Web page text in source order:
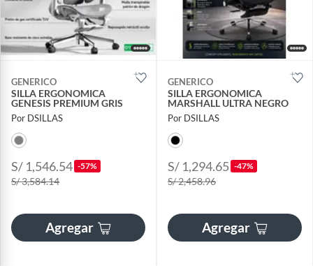
GENERICO
SILLA ERGONOMICA
GENESIS PREMIUM GRIS
Por DSILLAS
S/ 1,546.54 -57%
S/ 3,584.14
Agregar
GENERICO
SILLA ERGONOMICA
MARSHALL ULTRA NEGRO
Por DSILLAS
S/ 1,294.65 -47%
S/ 2,458.96
Agregar